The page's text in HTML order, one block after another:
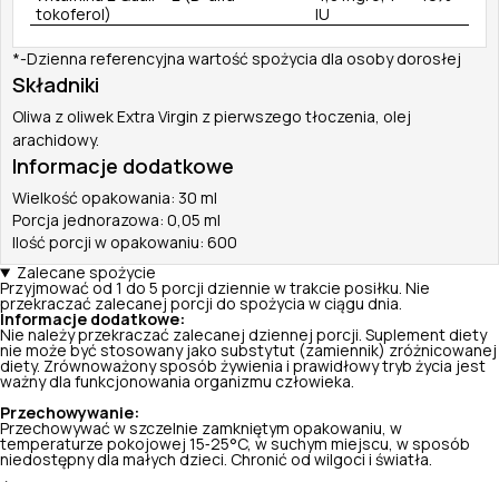
tokoferol)
IU
*-Dzienna referencyjna wartość spożycia dla osoby dorosłej
Składniki
Oliwa z oliwek Extra Virgin z pierwszego tłoczenia, olej
arachidowy.
Informacje dodatkowe
Wielkość opakowania: 30 ml
Porcja jednorazowa: 0,05 ml
Ilość porcji w opakowaniu: 600
Zalecane spożycie
Przyjmować od 1 do 5 porcji dziennie w trakcie posiłku. Nie
przekraczać zalecanej porcji do spożycia w ciągu dnia.
Informacje dodatkowe:
Nie należy przekraczać zalecanej dziennej porcji. Suplement diety
nie może być stosowany jako substytut (zamiennik) zróżnicowanej
diety. Zrównoważony sposób żywienia i prawidłowy tryb życia jest
ważny dla funkcjonowania organizmu człowieka.
Przechowywanie:
Przechowywać w szczelnie zamkniętym opakowaniu, w
temperaturze pokojowej 15‑25°C, w suchym miejscu, w sposób
niedostępny dla małych dzieci. Chronić od wilgoci i światła.